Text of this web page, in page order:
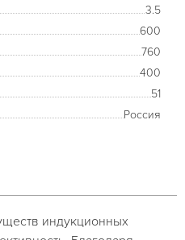
3.5
600
760
400
51
Россия
индукционных